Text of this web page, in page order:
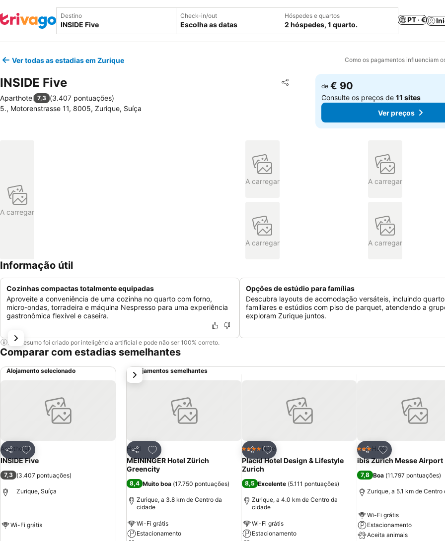
Destino Check-in/out
Escolha as datas
Hóspedes e quartos
2 hóspedes, 1 quarto.
PT · €
Ver todas as estadias em Zurique Como os pagamentos influenciam
INSIDE Five Partilhar
Adicionar aos favoritos
Aparthotel 7,3 (3.407 pontuações)
5., Motorenstrasse 11, 8005, Zurique, Suíça
de € 90
Consulte os preços de11 sites
Ver preços
A carregar
A carregar A carregar
A carregar A carregar
Informação útil
Cozinhas compactas totalmente equipadas
Aproveite a conveniência de uma cozinha no quarto com forno,
micro-ondas, torradeira e máquina Nespresso para uma experiência
gastronômica flexível e caseira.
Opções de estúdio para famílias
Descubra layouts de acomodação versáteis, incluindo
familiares e estúdios com piso de parquet, atendendo a
exploram Zurique juntos.
Este resumo foi criado por inteligência artificial e pode não ser 100% correto.
Comparar com estadias semelhantes
Alojamento selecionado
Partilhar
Adicionar aos favoritos
Aparthotel
INSIDE Five
7,3 (3.407 pontuações)
Zurique, Suíça
Wi-Fi grátis
Alojamentos semelhantes
Partilhar
Adicionar aos favoritos
Hotel
MEININGER Hotel Zürich
Greencity
8,4 Muito boa (17.750 pontuações)
Zurique, a 3.8 km de Centro da
cidade
Wi-Fi grátis
Estacionamento
Partilhar
Adicionar aos favoritos
4 EstrelasHotel
Placid Hotel Design & Lifestyle
Zurich
8,5 Excelente (5.111 pontuações)
Zurique, a 4.0 km de Centro da
cidade
Wi-Fi grátis
Estacionamento
Partilhar
Adicionar aos
3 Estrelas
Hotel
ibis Zurich Messe Airport
7,8 Boa (11.797 pontuações)
Zurique, a 5.1 km de Centro
Wi-Fi grátis
Estacionamento
Aceita animais
próximo